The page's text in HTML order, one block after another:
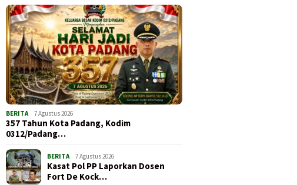
BERITA 7 Agustus 2026
357 Tahun Kota Padang, Kodim
0312/Padang…
BERITA 7 Agustus 2026
Kasat Pol PP Laporkan Dosen
Fort De Kock…